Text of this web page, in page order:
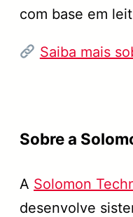
com base em
Saiba mais
Sobre a
A Solomon
desenvolve